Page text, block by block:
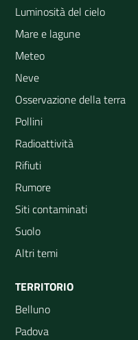
Luminosità del cielo
Mare e lagune
Meteo
Neve
Osservazione della terra
Pollini
Radioattività
Rifiuti
Rumore
Siti contaminati
Suolo
Altri temi
TERRITORIO
Belluno
Padova